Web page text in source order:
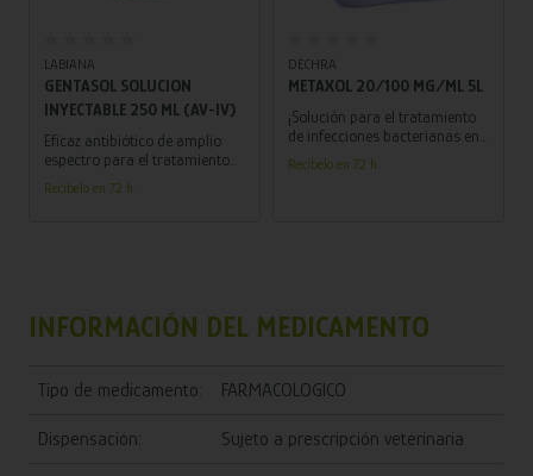
LABIANA
GENTASOL SOLUCION
INYECTABLE 250 ML (AV-IV)
Eficaz antibiótico de amplio
espectro para el tratamiento
de infecciones en terneros,
caballos, perros y gatos.
Recíbelo en 72 h.
DECHRA
METAXOL 20/100 MG/ML 5L
¡Solución para el tratamiento
de infecciones bacterianas en
porcinos y pollos! Formulada
con trimetoprima y
Recíbelo en 72 h.
INFORMACIÓN DEL MEDICAMENTO
Tipo de medicamento: FARMACOLOGICO
Dispensación: Sujeto a prescripción veterinaria